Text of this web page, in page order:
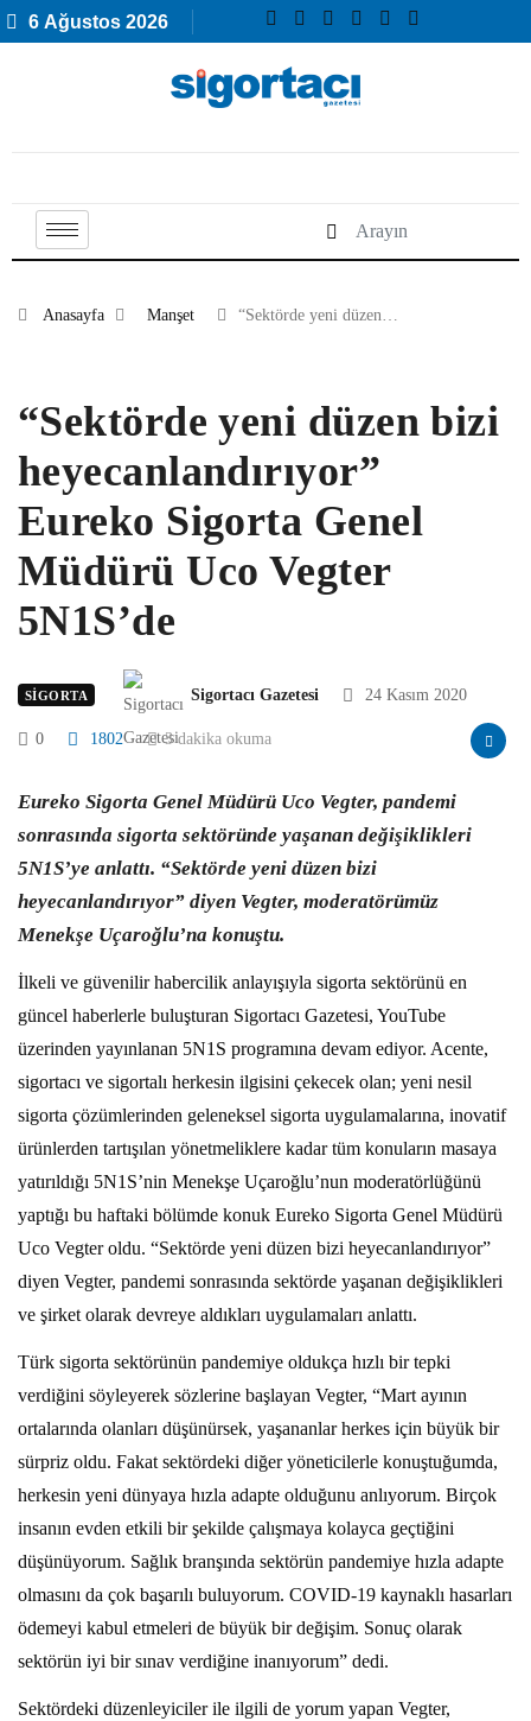
6 Ağustos 2026
Anasayfa Manşet “Sektörde yeni düzen…
“Sektörde yeni düzen bizi
heyecanlandırıyor”
Eureko Sigorta Genel
Müdürü Uco Vegter
5N1S’de
SIGORTA Sigortacı Gazetesi 24 Kasım 2020
0 1802 3 dakika okuma
Eureko Sigorta Genel Müdürü Uco Vegter, pandemi
sonrasında sigorta sektöründe yaşanan değişiklikleri
5N1S’ye anlattı. “Sektörde yeni düzen bizi
heyecanlandırıyor” diyen Vegter, moderatörümüz
Menekşe Uçaroğlu’na konuştu.
İlkeli ve güvenilir habercilik anlayışıyla sigorta sektörünü en
güncel haberlerle buluşturan Sigortacı Gazetesi, YouTube
üzerinden yayınlanan 5N1S programına devam ediyor. Acente,
sigortacı ve sigortalı herkesin ilgisini çekecek olan; yeni nesil
sigorta çözümlerinden geleneksel sigorta uygulamalarına, inovatif
ürünlerden tartışılan yönetmeliklere kadar tüm konuların masaya
yatırıldığı 5N1S’nin Menekşe Uçaroğlu’nun moderatörlüğünü
yaptığı bu haftaki bölümde konuk Eureko Sigorta Genel Müdürü
Uco Vegter oldu. “Sektörde yeni düzen bizi heyecanlandırıyor”
diyen Vegter, pandemi sonrasında sektörde yaşanan değişiklikleri
ve şirket olarak devreye aldıkları uygulamaları anlattı.
Türk sigorta sektörünün pandemiye oldukça hızlı bir tepki
verdiğini söyleyerek sözlerine başlayan Vegter, “Mart ayının
ortalarında olanları düşünürsek, yaşananlar herkes için büyük bir
sürpriz oldu. Fakat sektördeki diğer yöneticilerle konuştuğumda,
herkesin yeni dünyaya hızla adapte olduğunu anlıyorum. Birçok
insanın evden etkili bir şekilde çalışmaya kolayca geçtiğini
düşünüyorum. Sağlık branşında sektörün pandemiye hızla adapte
olmasını da çok başarılı buluyorum. COVID-19 kaynaklı hasarları
ödemeyi kabul etmeleri de büyük bir değişim. Sonuç olarak
sektörün iyi bir sınav verdiğine inanıyorum” dedi.
Sektördeki düzenleyiciler ile ilgili de yorum yapan Vegter,